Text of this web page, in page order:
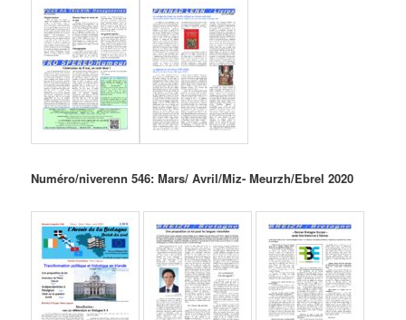
Numéro/niverenn 546: Mars/ Avril/Miz- Meurzh/Ebrel 2020